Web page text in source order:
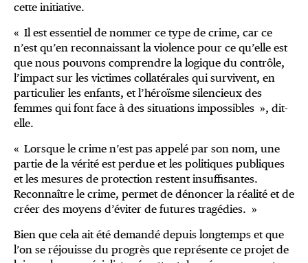
cette initiative.
« Il est essentiel de nommer ce type de crime, car ce
n’est qu’en reconnaissant la violence pour ce qu’elle est
que nous pouvons comprendre la logique du contrôle,
l’impact sur les victimes collatérales qui survivent, en
particulier les enfants, et l’héroïsme silencieux des
femmes qui font face à des situations impossibles », dit-
elle.
« Lorsque le crime n’est pas appelé par son nom, une
partie de la vérité est perdue et les politiques publiques
et les mesures de protection restent insuffisantes.
Reconnaître le crime, permet de dénoncer la réalité et de
créer des moyens d’éviter de futures tragédies. »
Bien que cela ait été demandé depuis longtemps et que
l’on se réjouisse du progrès que représente ce projet de